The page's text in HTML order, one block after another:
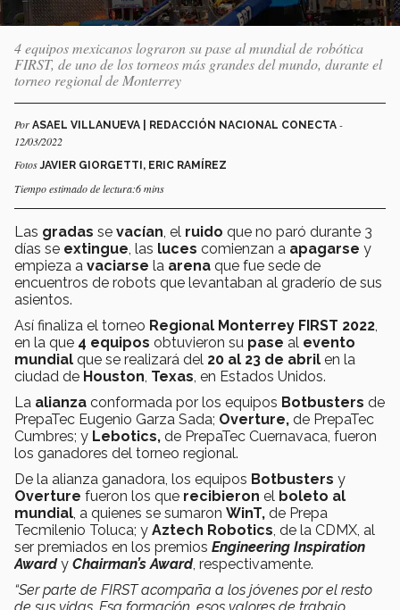
4 equipos mexicanos lograron su pase al mundial de robótica
FIRST, de uno de los torneos más grandes del mundo, durante el
torneo regional de Monterrey
Por ASAEL VILLANUEVA | REDACCIÓN NACIONAL CONECTA -
12/03/2022
FotosJAVIER GIORGETTI, ERIC RAMÍREZ
Tiempo estimado de lectura:6 mins
Las gradas se vacían , el ruido que no paró durante 3
días se extingue , las luces comienzan a apagarse y
empieza a vaciarse la arena que fue sede de
encuentros de robots que levantaban al graderío de sus
asientos.
Así finaliza el torneo Regional Monterrey FIRST 2022
en la que 4 equipos obtuvieron su pase al evento
mundial que se realizará del 20 al 23 de abril en la
ciudad de Houston Texas , en Estados Unidos.
La alianza conformada por los equipos Botbusters de
PrepaTec Eugenio Garza Sada; Overture, de PrepaTec
Cumbres; y Lebotics, de PrepaTec Cuernavaca, fueron
los ganadores del torneo regional.
De la alianza ganadora, los equipos Botbusters y
Overture fueron los que recibieron el boleto al
mundial , a quienes se sumaron WinT, de Prepa
Tecmilenio Toluca; y Aztech Robotics , de la CDMX, al
ser premiados en los premios Engineering Inspiration
Awardy Chairman’s Award, respectivamente.
“Ser parte de FIRST acompaña a los jóvenes por el resto